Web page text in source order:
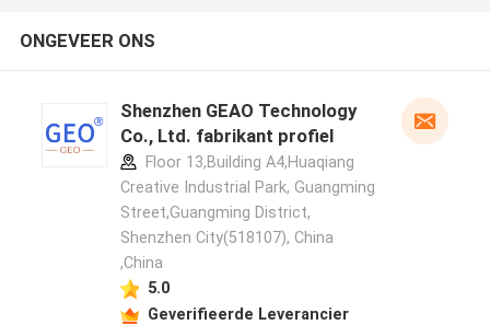
ONGEVEER ONS
Shenzhen GEAO Technology
Co., Ltd. fabrikant profiel
Floor 13,Building A4,Huaqiang
Creative Industrial Park, Guangming
Street,Guangming District,
Shenzhen City(518107), China
,China
5.0
Geverifieerde Leverancier